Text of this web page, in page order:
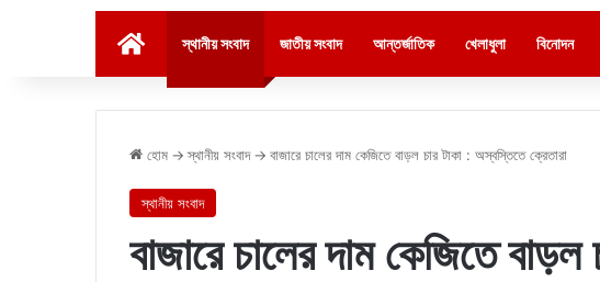
স্থানীয় সংবাদ জাতীয় সংবাদ আন্তর্জাতিক খেলাধুলা বিনোদন
হোম → স্থানীয় সংবাদ → বাজারে চালের দাম কেজিতে বাড়ল চার টাকা : অস্বস্তিতে ক্রেতারা
স্থানীয় সংবাদ
বাজারে চালের দাম কেজিতে